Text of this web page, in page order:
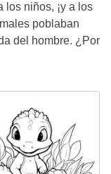
los niños, ¡y a los
poblaban
del hombre. ¿Por